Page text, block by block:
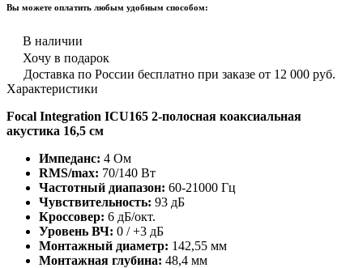
Вы можете оплатить любым удобным способом:
В наличии
Хочу в подарок
Доставка по России бесплатно при заказе от 12 000 руб.
Характеристики
Focal Integration ICU165 2-полосная коаксиальная
акустика 16,5 см
Импеданс: 4 Ом
RMS/max: 70/140 Вт
Частотный диапазон: 60-21000 Гц
Чувствительность: 93 дБ
Кроссовер: 6 дБ/окт.
Уровень ВЧ: 0 / +3 дБ
Монтажный диаметр: 142,55 мм
Монтажная глубина: 48,4 мм